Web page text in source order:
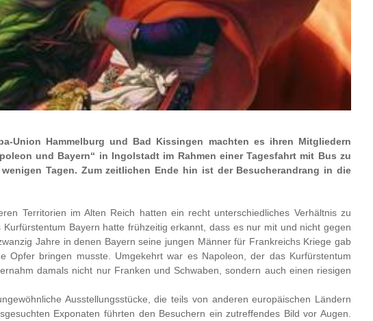
Union Hammelburg und Bad Kissingen machten es ihren Mitgliedern
und Bayern“ in Ingolstadt im Rahmen einer Tagesfahrt mit Bus zu
Tagen. Zum zeitlichen Ende hin ist der Besucherandrang in die
Territorien im Alten Reich hatten ein recht unterschiedliches Verhältnis zu
Bayern hatte frühzeitig erkannt, dass es nur mit und nicht gegen
Jahre in denen Bayern seine jungen Männer für Frankreichs Kriege gab
Opfer bringen musste. Umgekehrt war es Napoleon, der das Kurfürstentum
damals nicht nur Franken und Schwaben, sondern auch einen riesigen
Ausstellungsstücke, die teils von anderen europäischen Ländern
Exponaten führten den Besuchern ein zutreffendes Bild vor Augen.